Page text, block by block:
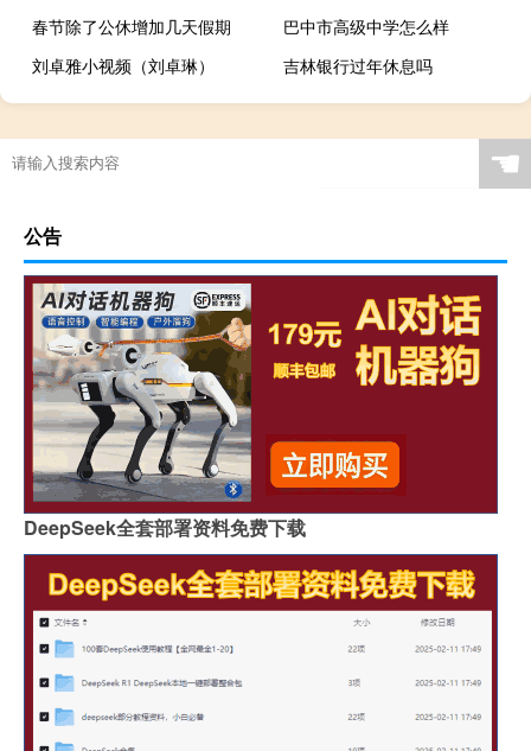
春节除了公休增加几天假期
巴中市高级中学怎么样
刘卓雅小视频（刘卓琳）
吉林银行过年休息吗
☚
公告
DeepSeek全套部署资料免费下载